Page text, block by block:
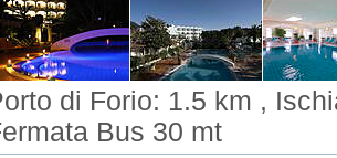
di Forio: 1.5 km ,
Bus 30 mt